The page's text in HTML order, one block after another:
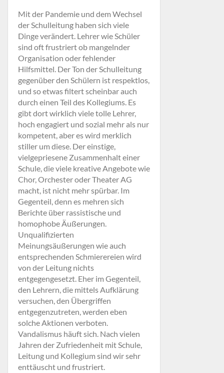
Mit der Pandemie und dem Wechsel
der Schulleitung haben sich viele
Dinge verändert. Lehrer wie Schüler
sind oft frustriert ob mangelnder
Organisation oder fehlender
Hilfsmittel. Der Ton der Schulleitung
gegenüber den Schülern ist respektlos,
und so etwas filtert scheinbar auch
durch einen Teil des Kollegiums. Es
gibt dort wirklich viele tolle Lehrer,
hoch engagiert und sozial mehr als nur
kompetent, aber es wird merklich
stiller um diese. Der einstige,
vielgepriesene Zusammenhalt einer
Schule, die viele kreative Angebote wie
Chor, Orchester oder Theater AG
macht, ist nicht mehr spürbar. Im
Gegenteil, denn es mehren sich
Berichte über rassistische und
homophobe Äußerungen.
Unqualifizierten
Meinungsäußerungen wie auch
entsprechenden Schmierereien wird
von der Leitung nichts
entgegengesetzt. Eher im Gegenteil,
den Lehrern, die mittels Aufklärung
versuchen, den Übergriffen
entgegenzutreten, werden eben
solche Aktionen verboten.
Vandalismus häuft sich. Nach vielen
Jahren der Zufriedenheit mit Schule,
Leitung und Kollegium sind wir sehr
enttäuscht und frustriert.